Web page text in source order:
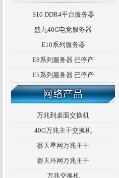
S10 DDR4平台服务器
盛九40G电竞服务器
E10系列服务器
E8系列服务器 已停产
E5系列服务器 已停产
万兆到桌面交换机
40G万兆主干交换机
赛天星网万兆主干
赛天环网万兆主干
万兆交换机